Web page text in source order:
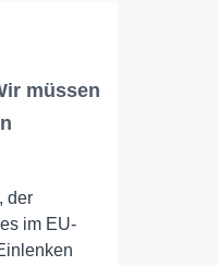
müssen
der
im EU-